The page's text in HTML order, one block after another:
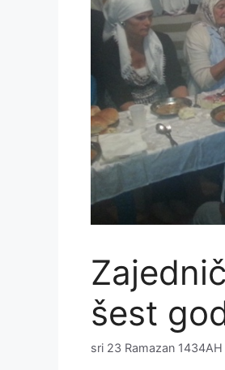
šest
sri 23 Ramazan